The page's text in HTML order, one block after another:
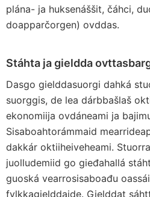
plána- ja huksenáššit, čáhci,
doapparčorgen) ovddas.
Stáhta ja gieldda
Dasgo gielddasuorgi dahká
suorggis, de lea dárbbašlaš
ekonomiija ovdáneami ja
Sisaboahtorámmaid
dakkár oktiiheiveheami.
juolludemiid go gieđahallá
guoská vearrosisaboađu
fylkkagielddaide. Gielddat